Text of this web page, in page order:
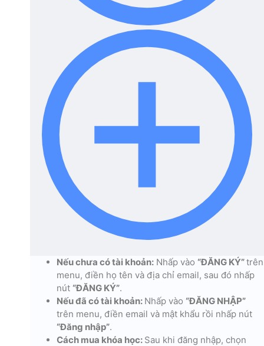
Nếu chưa có tài khoản: Nhấp vào “ĐĂNG KÝ”trên
menu, điền họ tên và địa chỉ email, sau đó nhấp
nút “ĐĂNG KÝ”.
Nếu đã có tài khoản: Nhấp vào “ĐĂNG NHẬP”
trên menu, điền email và mật khẩu rồi nhấp nút
“Đăng nhập”.
Cách mua khóa học: Sau khi đăng nhập, chọn